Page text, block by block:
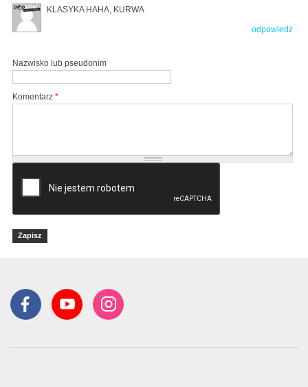
KLASYKA HAHA, KURWA
odpowiedz
Nazwisko lub pseudonim
Komentarz *